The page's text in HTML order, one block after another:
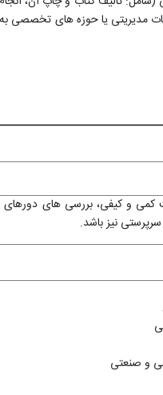
مدیریتی یا حوزه های
کمی و کیفی، بررسی های
نیز باشد.
و صنعتی